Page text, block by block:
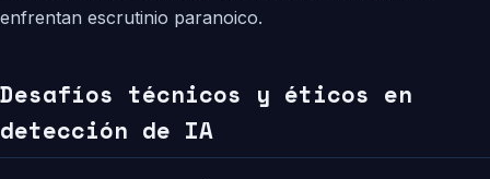
enfrentan escrutinio paranoico.
Desafíos técnicos y éticos en
detección de IA